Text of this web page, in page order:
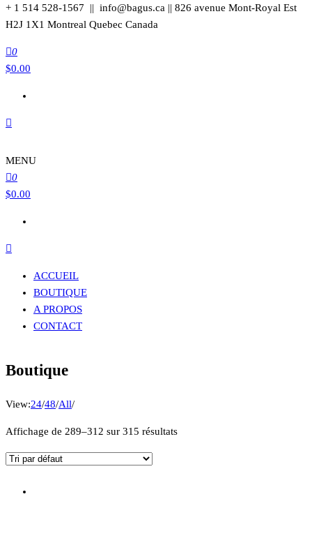
+ 1 514 528-1567 || info@bagus.ca || 826 avenue Mont-Royal Est
H2J 1X1 Montreal Quebec Canada
0
$0.00
MENU
0
$0.00
ACCUEIL
BOUTIQUE
A PROPOS
CONTACT
Boutique
View:24/48/All/
Affichage de 289–312 sur 315 résultats